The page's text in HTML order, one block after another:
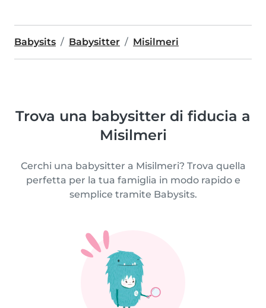
Babysits Babysitter Misilmeri
Trova una babysitter di fiducia a
Misilmeri
Cerchi una babysitter a Misilmeri? Trova quella
perfetta per la tua famiglia in modo rapido e
semplice tramite Babysits.